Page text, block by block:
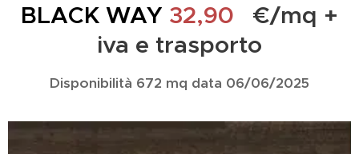
BLACK WAY 32,90 €/mq +
iva e trasporto
Disponibilità 672 mq data 06/06/2025